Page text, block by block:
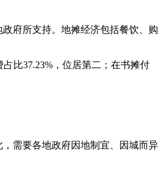
府所支持。地摊经济包括餐饮、购
比37.23%，位居第二；在书摊付
需要各地政府因地制宜、因城而异